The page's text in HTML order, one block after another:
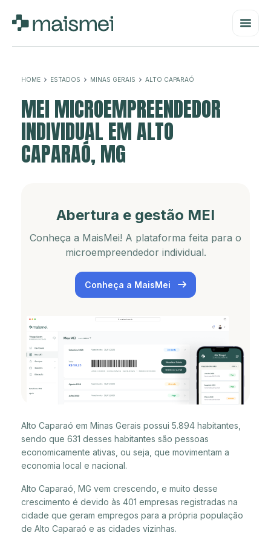
HOME ESTADOS MINAS GERAIS ALTO CAPARAÓ
MEI MICROEMPREENDEDOR
INDIVIDUAL EM ALTO
CAPARAÓ, MG
Abertura e gestão MEI
Conheça a MaisMei! A plataforma feita para o
microempreendedor individual.
Conheça a MaisMei
Alto Caparaó em Minas Gerais possui 5.894 habitantes,
sendo que 631 desses habitantes são pessoas
economicamente ativas, ou seja, que movimentam a
economia local e nacional.
Alto Caparaó, MG vem crescendo, e muito desse
crescimento é devido às 401 empresas registradas na
cidade que geram empregos para a própria população
de Alto Caparaó e as cidades vizinhas.